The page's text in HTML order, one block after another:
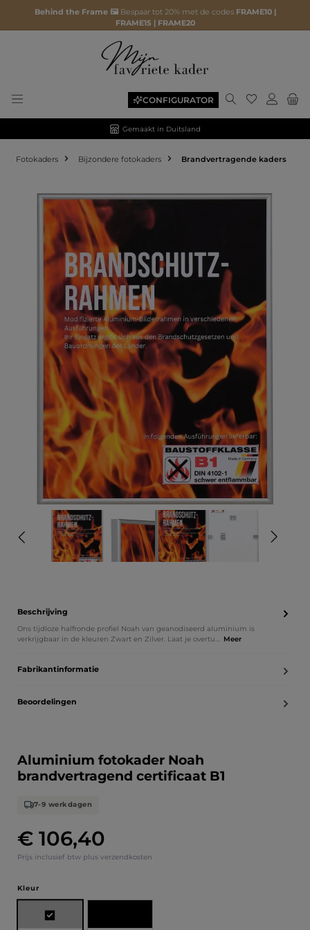
Behind the Frame 🖼️ Bespaar tot 20% met de codes FRAME10 |
FRAME15 | FRAME20
CONFIGURATOR
Gemaakt in Duitsland
Fotokaders Bijzondere fotokaders Brandvertragende kaders
Afbeeldingengalerij overslaan
Beschrijving
Ons tijdloze halfronde profiel Noah van geanodiseerd aluminium is
verkrijgbaar in de kleuren Zwart en Zilver. Laat je overtu… Meer
Fabrikantinformatie
Beoordelingen
Aluminium fotokader Noah
brandvertragend certificaat B1
Normale prijs:
€ 106,40
Prijs inclusief btw plus verzendkosten
7-9 werkdagen
Selecteer
Kleur